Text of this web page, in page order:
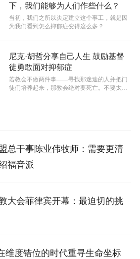
下，我们能够为人们作些什么？
当初，我们之所以决定建立这个事工，就是因
为我们看到怎么抑郁症变得这么多？
尼克·胡哲分享自己人生 鼓励基督
徒勇敢面对抑郁症
若教会不做两件事——寻找那迷途的人并把门
徒们培养起来，那教会绝对要死亡。不要太强
总干事陈业伟牧师：需要更清
福音派
大会菲律宾开幕：最迫切的挑
维度错位的时代重寻生命坐标